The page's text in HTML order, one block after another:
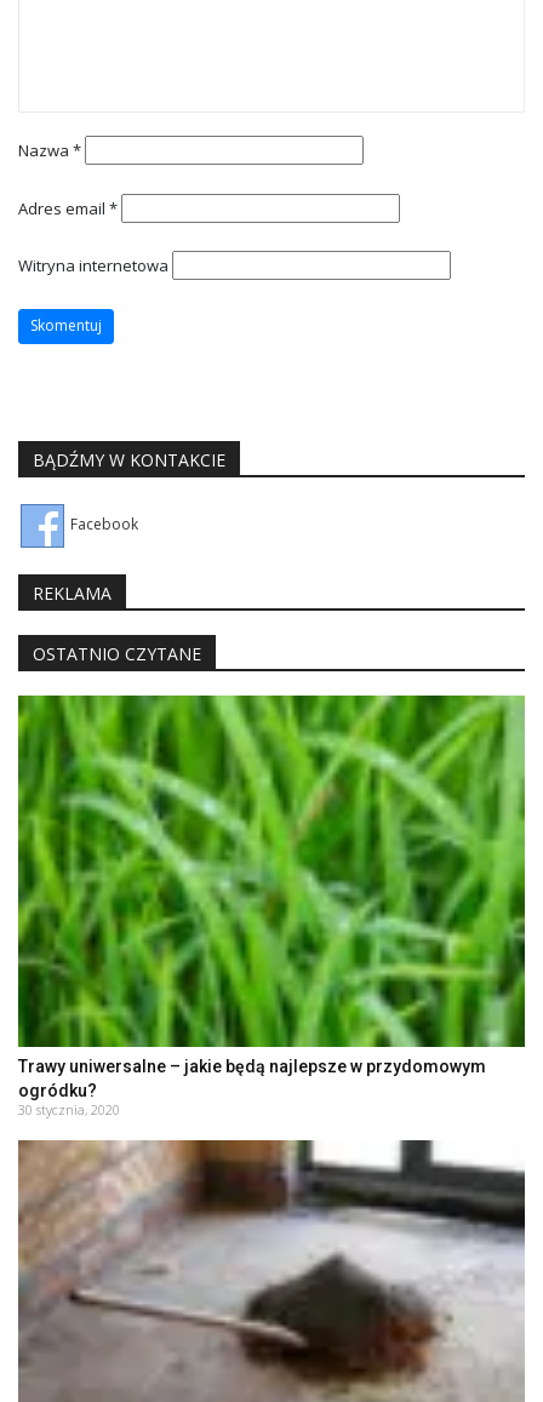
Nazwa *
Adres email *
Witryna internetowa
BĄDŹMY W KONTAKCIE
Facebook
REKLAMA
OSTATNIO CZYTANE
Trawy uniwersalne – jakie będą najlepsze w przydomowym
ogródku?
30 stycznia, 2020